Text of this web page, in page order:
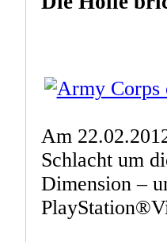
Am
Schlacht um
Dimension –